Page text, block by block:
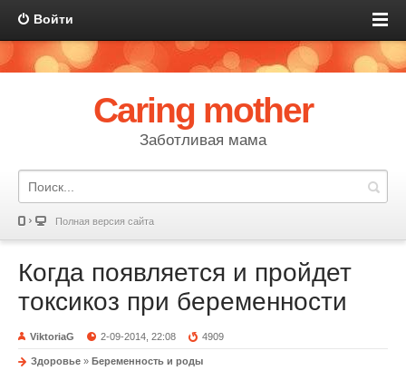
Войти
Caring mother
Заботливая мама
Полная версия сайта
Когда появляется и пройдет
токсикоз при беременности
ViktoriaG 2-09-2014, 22:08 4909
Здоровье » Беременность и роды